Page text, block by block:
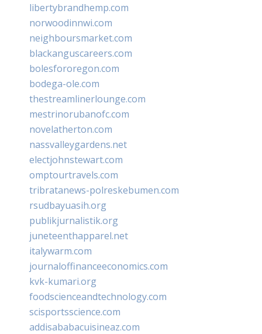
libertybrandhemp.com
norwoodinnwi.com
neighboursmarket.com
blackanguscareers.com
bolesfororegon.com
bodega-ole.com
thestreamlinerlounge.com
mestrinorubanofc.com
novelatherton.com
nassvalleygardens.net
electjohnstewart.com
omptourtravels.com
tribratanews-polreskebumen.com
rsudbayuasih.org
publikjurnalistik.org
juneteenthapparel.net
italywarm.com
journaloffinanceeconomics.com
kvk-kumari.org
foodscienceandtechnology.com
scisportsscience.com
addisababacuisineaz.com